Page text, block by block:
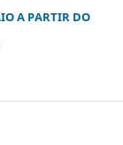
A PARTIR DO